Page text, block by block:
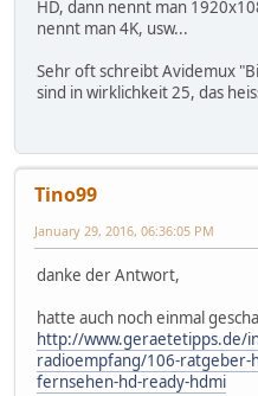
HD, dann nennt man
nennt man 4K, usw...
Sehr oft schreibt Avidemux
sind in wirklichkeit 25, das
Tino99
January 29, 2016, 06:36:05 PM
danke der Antwort,
hatte auch noch einmal
http://www.geraetetipps.de/
radioempfang/106-ratgeber-
fernsehen-hd-ready-hdmi